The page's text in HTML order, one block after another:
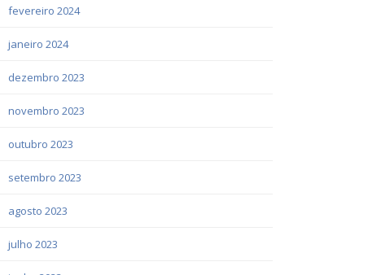
fevereiro 2024
janeiro 2024
dezembro 2023
novembro 2023
outubro 2023
setembro 2023
agosto 2023
julho 2023